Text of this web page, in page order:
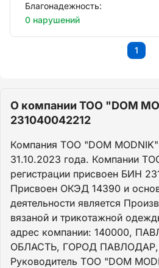
Благонадежность:
0 нарушений
1
О компании ТОО "DOM
231040042212
Компания ТОО "DOM MODNIK"
31.10.2023 года. Компании
регистрации присвоен БИН
Присвоен ОКЭД 14390 и
деятельности является
вязаной и трикотажной
адрес компании: 140000,
ОБЛАСТЬ, ГОРОД
Руководитель ТОО "DOM